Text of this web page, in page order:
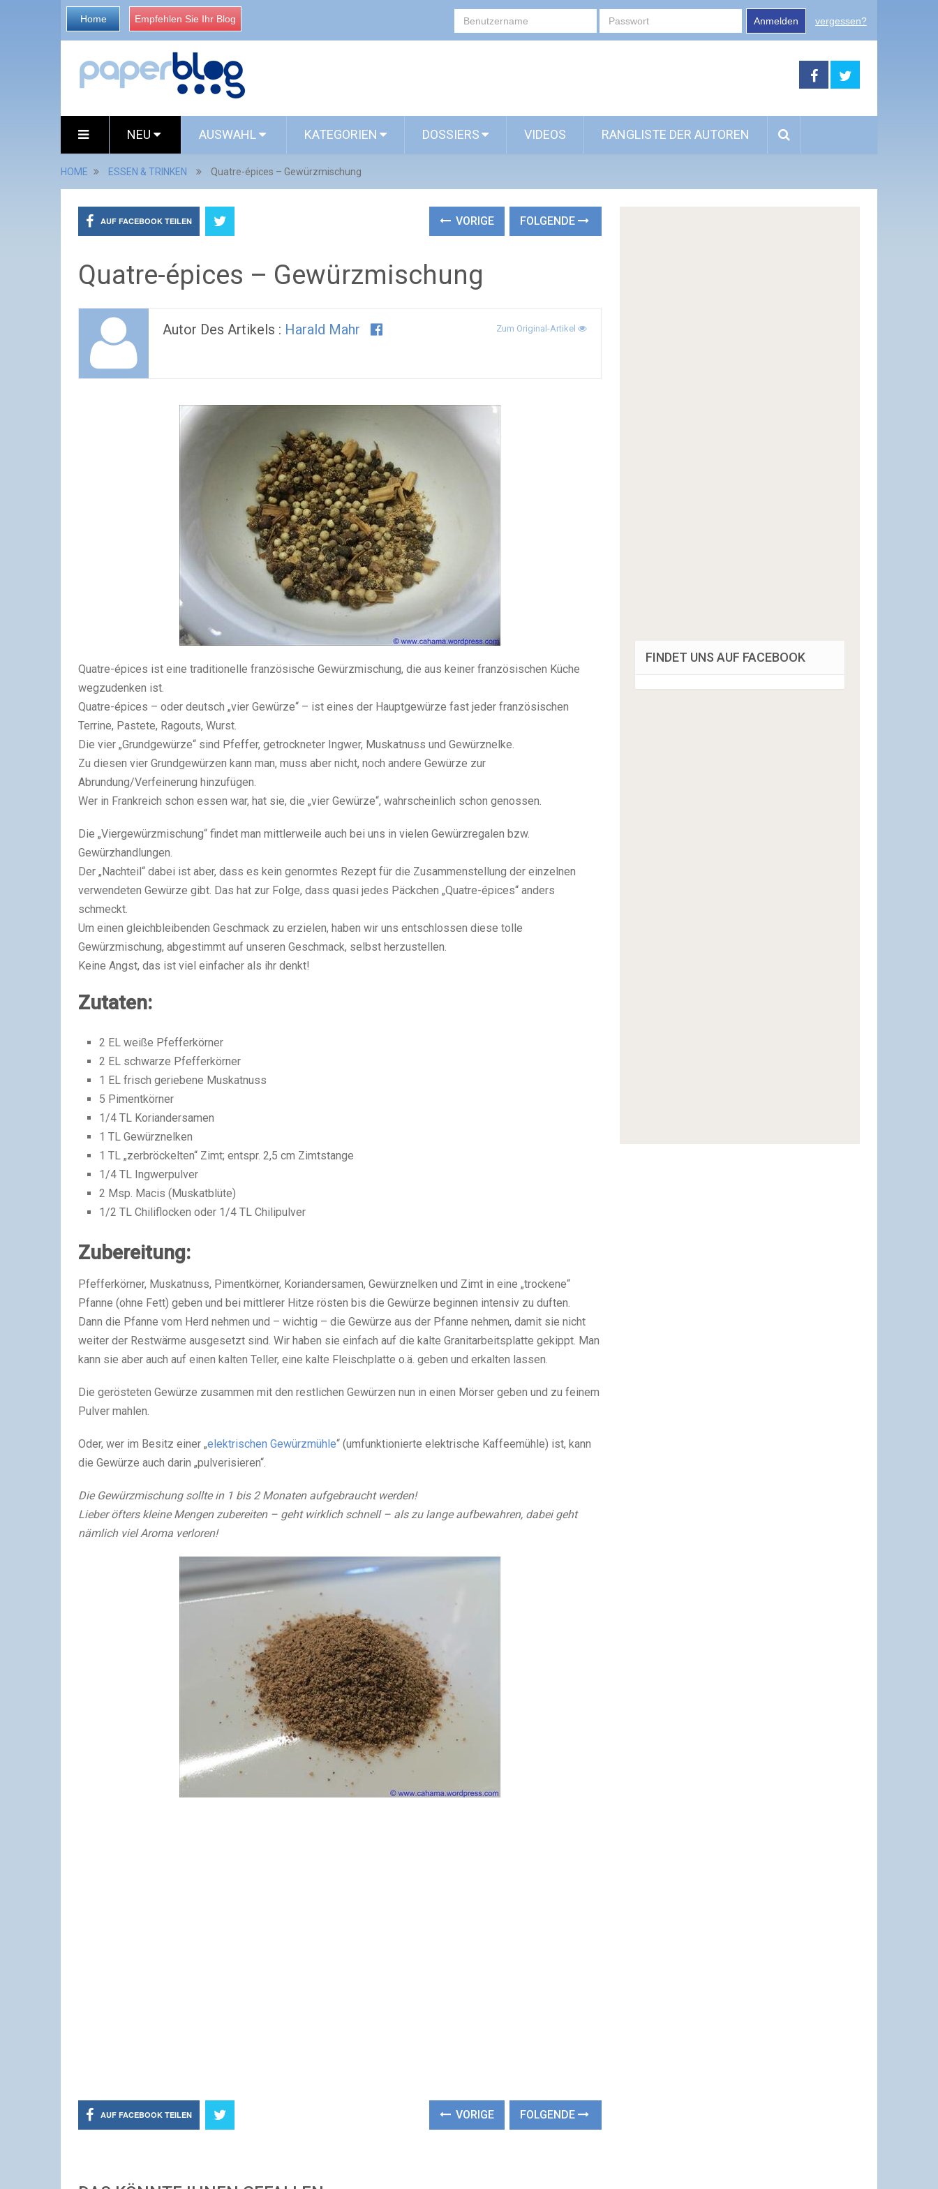
Home Empfehlen Sie Ihr Blog Anmelden vergessen?
NEU AUSWAHL KATEGORIEN DOSSIERS VIDEOS RANGLISTE DER AUTOREN
HOME ESSEN & TRINKEN Quatre-épices – Gewürzmischung
AUF FACEBOOK TEILEN VORIGE FOLGENDE
Quatre-épices – Gewürzmischung
Autor Des Artikels : Harald Mahr Zum Original-Artikel
Quatre-épices ist eine traditionelle französische Gewürzmischung, die aus keiner französischen Küche
wegzudenken ist.
Quatre-épices – oder deutsch „vier Gewürze“ – ist eines der Hauptgewürze fast jeder französischen
Terrine, Pastete, Ragouts, Wurst.
Die vier „Grundgewürze“ sind Pfeffer, getrockneter Ingwer, Muskatnuss und Gewürznelke.
Zu diesen vier Grundgewürzen kann man, muss aber nicht, noch andere Gewürze zur
Abrundung/Verfeinerung hinzufügen.
Wer in Frankreich schon essen war, hat sie, die „vier Gewürze“, wahrscheinlich schon genossen.
Die „Viergewürzmischung“ findet man mittlerweile auch bei uns in vielen Gewürzregalen bzw.
Gewürzhandlungen.
Der „Nachteil“ dabei ist aber, dass es kein genormtes Rezept für die Zusammenstellung der einzelnen
verwendeten Gewürze gibt. Das hat zur Folge, dass quasi jedes Päckchen „Quatre-épices“ anders
schmeckt.
Um einen gleichbleibenden Geschmack zu erzielen, haben wir uns entschlossen diese tolle
Gewürzmischung, abgestimmt auf unseren Geschmack, selbst herzustellen.
Keine Angst, das ist viel einfacher als ihr denkt!
Zutaten:
2 EL weiße Pfefferkörner
2 EL schwarze Pfefferkörner
1 EL frisch geriebene Muskatnuss
5 Pimentkörner
1/4 TL Koriandersamen
1 TL Gewürznelken
1 TL „zerbröckelten“ Zimt; entspr. 2,5 cm Zimtstange
1/4 TL Ingwerpulver
2 Msp. Macis (Muskatblüte)
1/2 TL Chiliflocken oder 1/4 TL Chilipulver
Zubereitung:
Pfefferkörner, Muskatnuss, Pimentkörner, Koriandersamen, Gewürznelken und Zimt in eine „trockene“
Pfanne (ohne Fett) geben und bei mittlerer Hitze rösten bis die Gewürze beginnen intensiv zu duften.
Dann die Pfanne vom Herd nehmen und – wichtig – die Gewürze aus der Pfanne nehmen, damit sie nicht
weiter der Restwärme ausgesetzt sind. Wir haben sie einfach auf die kalte Granitarbeitsplatte gekippt. Man
kann sie aber auch auf einen kalten Teller, eine kalte Fleischplatte o.ä. geben und erkalten lassen.
Die gerösteten Gewürze zusammen mit den restlichen Gewürzen nun in einen Mörser geben und zu feinem
Pulver mahlen.
Oder, wer im Besitz einer „elektrischen Gewürzmühle“ (umfunktionierte elektrische Kaffeemühle) ist, kann
die Gewürze auch darin „pulverisieren“.
Die Gewürzmischung sollte in 1 bis 2 Monaten aufgebraucht werden!
Lieber öfters kleine Mengen zubereiten – geht wirklich schnell – als zu lange aufbewahren, dabei geht
nämlich viel Aroma verloren!
AUF FACEBOOK TEILEN VORIGE FOLGENDE
FINDET UNS AUF FACEBOOK